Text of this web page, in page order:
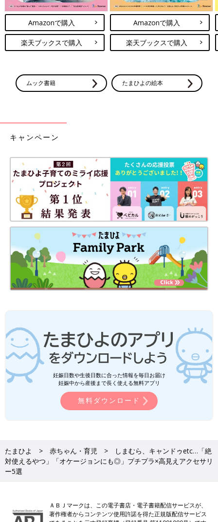
Amazonで購入
楽天ブックスで購入
Amazonで購入
楽天ブックスで購入
ムック書籍 たまひよの絵本
キャンペーン
妊娠日数や生後日数に合った情報を毎日お届け
妊娠中から産後まで長く使える無料アプリ
無料ダウンロード
たまひよ 赤ちゃん・育児
しまむら、キャンドゥetc…「絶
対使えるやつ」「オケージョンにも◎」プチプラ×高見えアクセサリ
ー5選
ＡＢＪマークは、この電子書店・電子書籍配信サービスが、
著作権者からコンテンツ使用許諾を得た正規版配信サービス